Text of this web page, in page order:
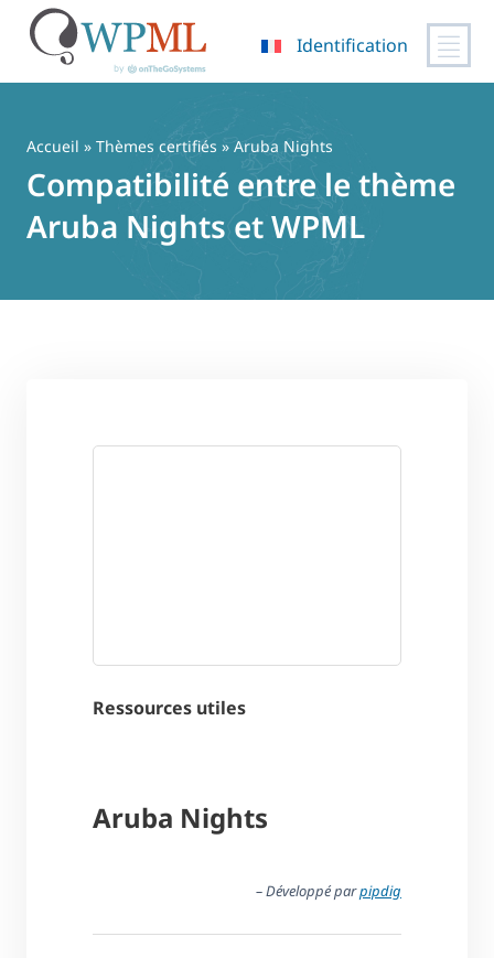
contenu
Identification
Accueil » Thèmes certifiés » Aruba Nights
Compatibilité entre le thème
Aruba Nights et WPML
Ressources utiles
Aruba Nights
– Développé parpipdig